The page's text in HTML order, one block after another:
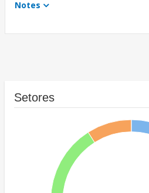
Notes
Setores